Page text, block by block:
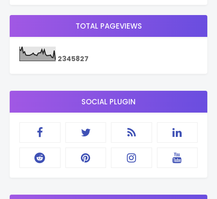
TOTAL PAGEVIEWS
2345827
SOCIAL PLUGIN